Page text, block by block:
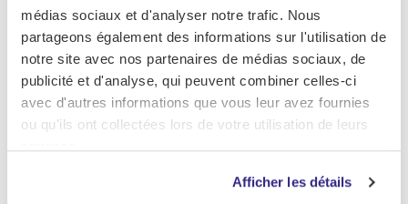
médias sociaux et d'analyser notre trafic. Nous
partageons également des informations sur l'utilisation de
notre site avec nos partenaires de médias sociaux, de
publicité et d'analyse, qui peuvent combiner celles-ci
avec d'autres informations que vous leur avez fournies
ou qu'ils ont collectées lors de votre utilisation de leurs
Afficher les détails
Les conséquences de
l'hypersomnolence
En règle générale, les troubles
d’hypersomnolence restent longtemps non
difficultés scolaires ou dans le parcours